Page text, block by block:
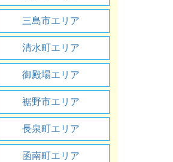
三島市エリア
清水町エリア
御殿場エリア
裾野市エリア
長泉町エリア
函南町エリア